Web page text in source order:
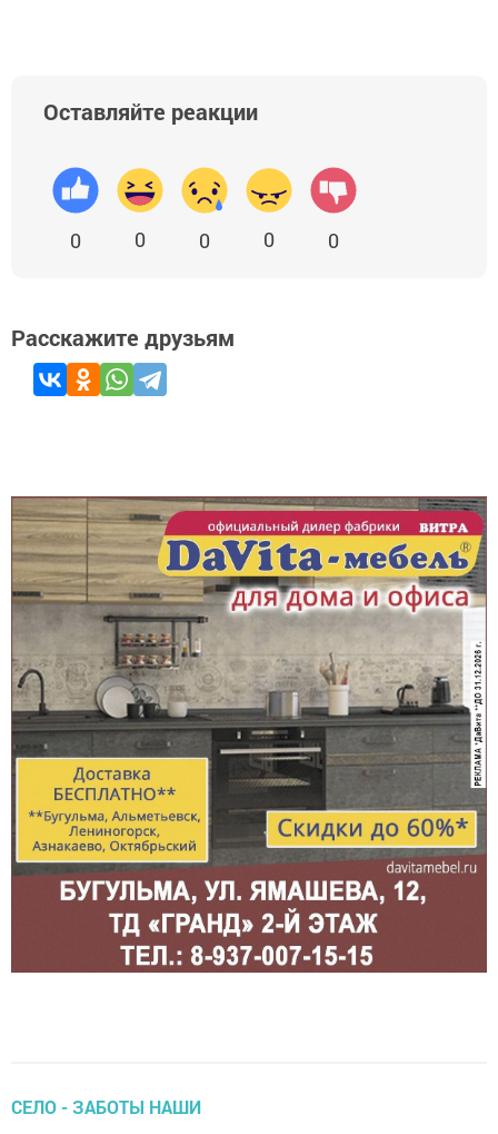
Оставляйте реакции
0 0 0 0 0
Расскажите друзьям
СЕЛО - ЗАБОТЫ НАШИ